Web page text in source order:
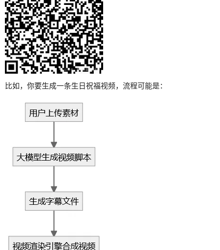
比如，你要生成一条生日祝福视频，流程可能是：